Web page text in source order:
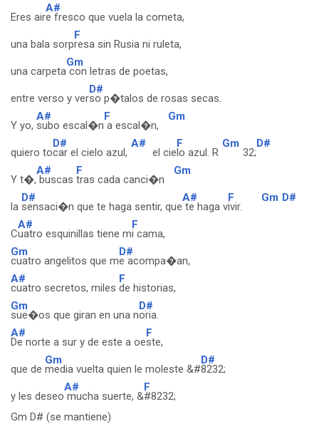
Eres air
A#
e fresco que vuela la cometa,
una bala sorp
F
resa sin Rusia ni ruleta,
una carpeta
Gm
con letras de poetas,
entre verso y ver
D#
so p�talos de rosas secas.
Y yo,
A#
subo escal�n
F
a escal�n,
Gm
quiero to
D#
car el cielo azul,
A#
el cie
F
lo azul. R
Gm
32;
D#
Y t�,
A#
buscas
F
tras cada canci�n
Gm
la
D#
sensaci�n que te haga sentir, que
A#
te haga v
F
ivir.
Gm D#
C
A#
uatro esquinillas tiene m
F
i cama,
Gm
cuatro angelitos que m
D#
e acompa�an,
A#
cuatro secretos, miles
F
de historias,
Gm
sue�os que giran en una n
D#
oria.
A#
De norte a sur y de este a oe
F
ste,
que de
Gm
media vuelta quien le moleste &#
D#
8232;
y les deseo
A#
mucha suerte, &
F
#8232;
Gm D# (se mantiene)